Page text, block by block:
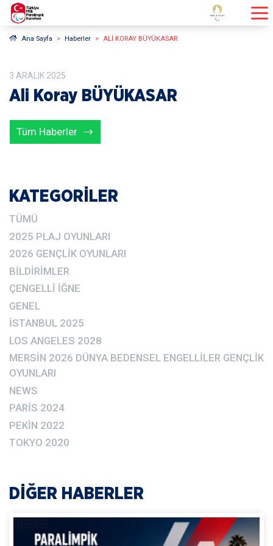
Ana Sayfa Haberler ALI KORAY BÜYÜKASAR
3 ARALIK 2025
Ali Koray BÜYÜKASAR
Tüm Haberler
KATEGORİLER
TÜMÜ
2025 PLAJ OYUNLARI
2026 GENÇLIK OYUNLARI
BILDIRIMLER
ÇENGELLI İĞNE
GENEL
İSTANBUL 2025
LOS ANGELES 2028
MERSIN 2026 DÜNYA BEDENSEL ENGELLILER GENÇLIK
OYUNLARI
NEWS
PARIS 2024
PEKIN 2022
TOKYO 2020
DİĞER HABERLER